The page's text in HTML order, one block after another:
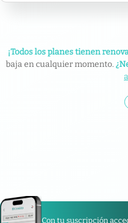
¡Todos los planes tienen
baja en cualquier momento.
Con tu suscripción